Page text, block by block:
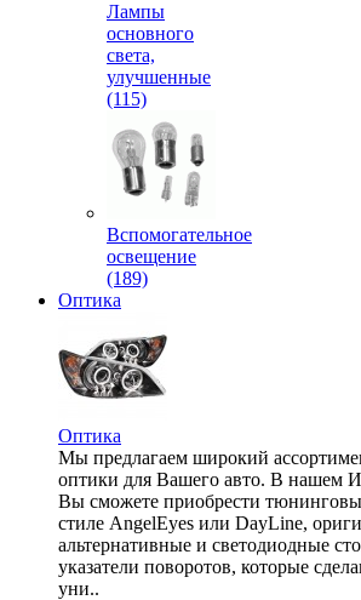
Лампы
основного
света,
улучшенные
(115)
Вспомогательное
освещение
(189)
Оптика
Оптика
Мы предлагаем широкий
оптики для Вашего авто. В нашем
Вы сможете приобрести
стиле AngelEyes или DayLine,
альтернативные и светодиодные
указатели поворотов, которые
уни..